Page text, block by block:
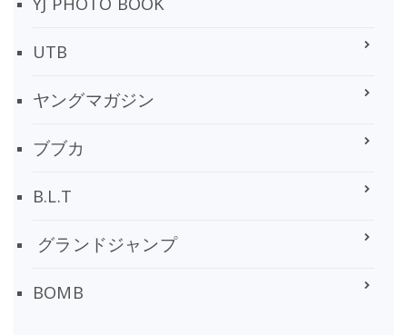
UTB
ヤングマガジン
ブブカ
B.L.T
グランドジャンプ
BOMB